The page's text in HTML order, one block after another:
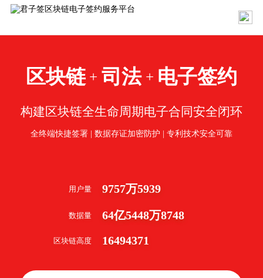
区块链 + 司法 + 电子签约
构建区块链全生命周期电子合同安全闭环
全终端快捷签署 | 数据存证加密防护 | 专利技术安全可靠
用户量 9757万5939
数据量 64亿5448万8748
区块链高度 16494371